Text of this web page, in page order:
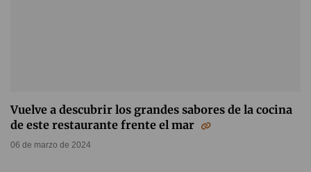
Vuelve a descubrir los grandes sabores de la cocina
de este restaurante frente el mar
06 de marzo de 2024